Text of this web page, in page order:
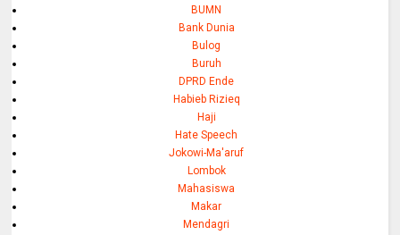
BUMN
Bank Dunia
Bulog
Buruh
DPRD Ende
Habieb Rizieq
Haji
Hate Speech
Jokowi-Ma'aruf
Lombok
Mahasiswa
Makar
Mendagri